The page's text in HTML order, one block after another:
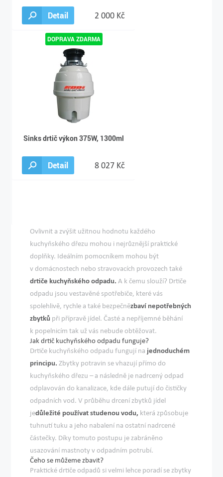
Detail 2 000 Kč
Sinks drtič výkon 375W, 1300ml
Detail 8 027 Kč
Ovlivnit a zvýšit užitnou hodnotu každého
kuchyňského dřezu mohou i nejrůznější praktické
doplňky. Ideálním pomocníkem mohou být
v domácnostech nebo stravovacích provozech také
drtiče kuchyňského odpadu. A k čemu slouží? Drtiče
odpadu jsou vestavěné spotřebiče, které vás
spolehlivě, rychle a také bezpečnězbaví nepotřebných
zbytků při přípravě jídel. Časté a nepříjemné běhání
k popelnicím tak už vás nebude obtěžovat.
Jak drtič kuchyňského odpadu funguje?
Drtiče kuchyňského odpadu fungují na jednoduchém
principu. Zbytky potravin se vhazují přímo do
kuchyňského dřezu – a následně je nadrcený odpad
odplavován do kanalizace, kde dále putují do čističky
odpadních vod. V průběhu drcení zbytků jídel
jedůležité používat studenou vodu, která způsobuje
tuhnutí tuku a jeho nabalení na ostatní nadrcené
částečky. Díky tomuto postupu je zabráněno
usazování mastnoty v odpadním potrubí.
Čeho se můžeme zbavit?
Praktické drtiče odpadů si velmi lehce poradí se zbytky